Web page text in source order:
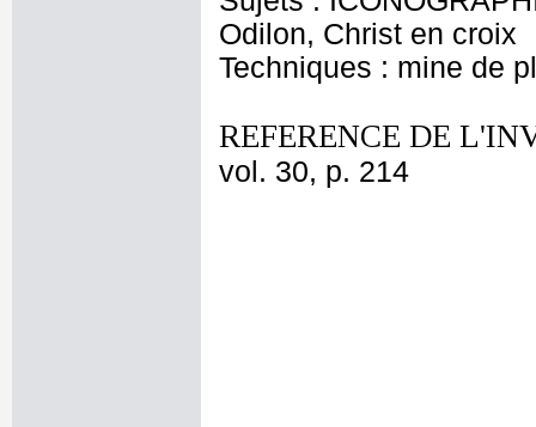
Odilon, Christ en croix
Techniques : mine de
REFERENCE DE
vol. 30, p. 214